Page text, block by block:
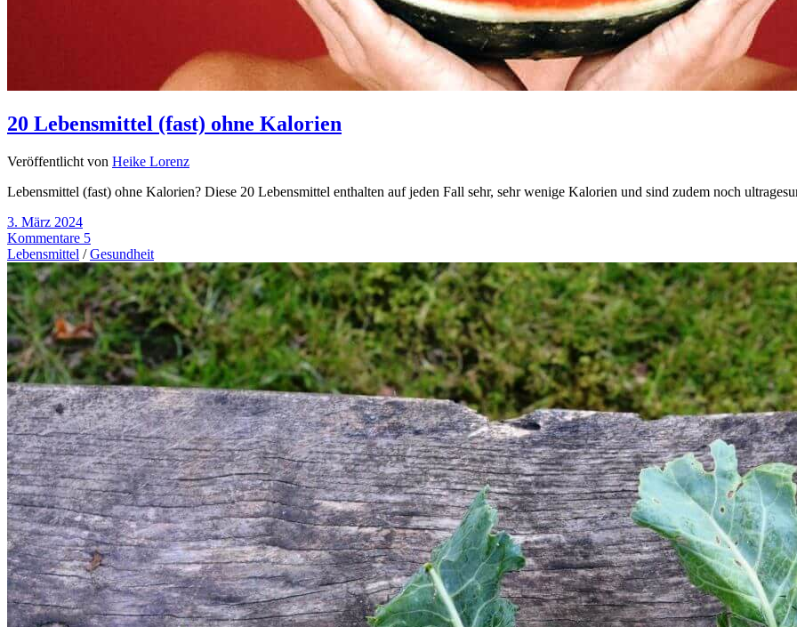
20 Lebensmittel (fast) ohne Kalorien
Veröffentlicht von Heike Lorenz
Lebensmittel (fast) ohne Kalorien? Diese 20 Lebensmittel enthalten auf jeden Fall sehr, sehr wenige Kalorien und sind zudem noch
3. März 2024
Kommentare 5
Lebensmittel /Gesundheit